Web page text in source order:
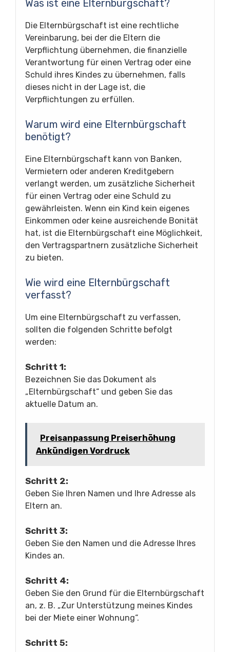
Was ist eine Elternbürgschaft?
Die Elternbürgschaft ist eine rechtliche
Vereinbarung, bei der die Eltern die
Verpflichtung übernehmen, die finanzielle
Verantwortung für einen Vertrag oder eine
Schuld ihres Kindes zu übernehmen, falls
dieses nicht in der Lage ist, die
Verpflichtungen zu erfüllen.
Warum wird eine Elternbürgschaft
benötigt?
Eine Elternbürgschaft kann von Banken,
Vermietern oder anderen Kreditgebern
verlangt werden, um zusätzliche Sicherheit
für einen Vertrag oder eine Schuld zu
gewährleisten. Wenn ein Kind kein eigenes
Einkommen oder keine ausreichende Bonität
hat, ist die Elternbürgschaft eine Möglichkeit,
den Vertragspartnern zusätzliche Sicherheit
zu bieten.
Wie wird eine Elternbürgschaft
verfasst?
Um eine Elternbürgschaft zu verfassen,
sollten die folgenden Schritte befolgt
werden:
Schritt 1:
Bezeichnen Sie das Dokument als
„Elternbürgschaft“ und geben Sie das
aktuelle Datum an.
Preisanpassung Preiserhöhung
Ankündigen Vordruck
Schritt 2:
Geben Sie Ihren Namen und Ihre Adresse als
Eltern an.
Schritt 3:
Geben Sie den Namen und die Adresse Ihres
Kindes an.
Schritt 4:
Geben Sie den Grund für die Elternbürgschaft
an, z. B. „Zur Unterstützung meines Kindes
bei der Miete einer Wohnung“.
Schritt 5: